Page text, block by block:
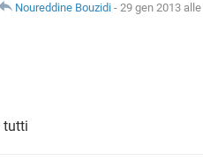
Noureddine Bouzidi - 29 gen 2013
tutti